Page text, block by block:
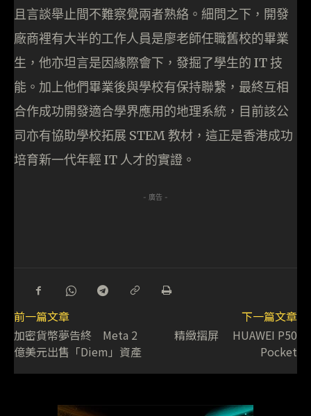
且言談舉止間不難察覺兩者熟絡。細問之下，開發
廠商裡有大半的工作人員是廖老師任職舊校的畢業
生，他亦坦言是因緣際會下，發掘了學生的 IT 技
能。加上他們畢業後與學校有保持聯繫，最終互相
合作成功開發適合學界應用的地理系統，目前該公
司亦有協助學校拓展 STEM 教材，這正是香港成功
培育新一代年輕 IT 人才的實證。
- 廣告 -
前一篇文章
加密貨幣夢告終 Meta 2
億美元出售「Diem」資產
下一篇文章
精緻摺屏 HUAWEI P50
Pocket